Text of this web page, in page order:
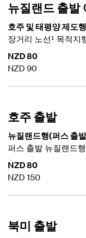
뉴질랜드 출발
호주 및 태평양 제도
장거리 노선¹ 목적지
NZD 80
NZD 90
호주 출발
뉴질랜드행(퍼스 출
퍼스 출발 뉴질랜드행
NZD 80
NZD 150
북미 출발